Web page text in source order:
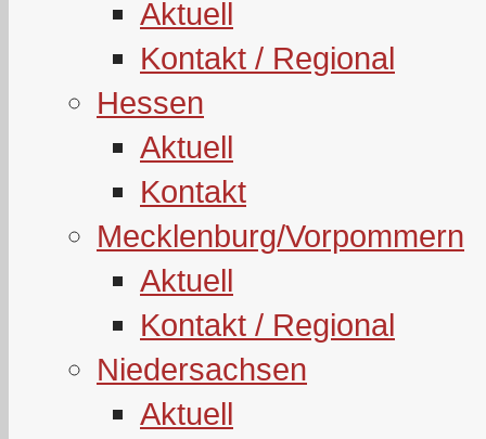
Aktuell
Kontakt / Regional
Hessen
Aktuell
Kontakt
Mecklenburg/Vorpommern
Aktuell
Kontakt / Regional
Niedersachsen
Aktuell